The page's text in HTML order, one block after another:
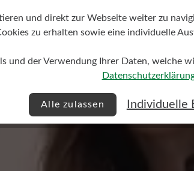
und direkt zur Webseite weiter zu
zu erhalten sowie eine individuelle
und der Verwendung Ihrer Daten, welche
Alle zulassen Individuelle